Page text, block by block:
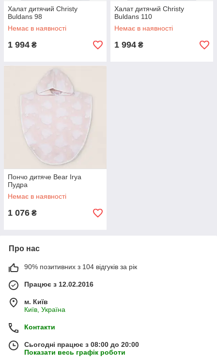
Халат дитячий Christy
Buldans 98
Немає в наявності
1 994 ₴
Халат дитячий Christy
Buldans 110
Немає в наявності
1 994 ₴
Пончо дитяче Bear Irya
Пудра
Немає в наявності
1 076 ₴
Про нас
90% позитивних з 104 відгуків за рік
Працює з 12.02.2016
м. Київ
Київ, Україна
Контакти
Сьогодні працює з 08:00 до 20:00
Показати весь графік роботи